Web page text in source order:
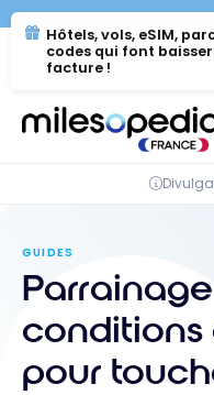
Panneau de gestion des
Se
rendreHôtels, vols, eSIM,
codes qui font
facture !
GUIDES
conditions
pour